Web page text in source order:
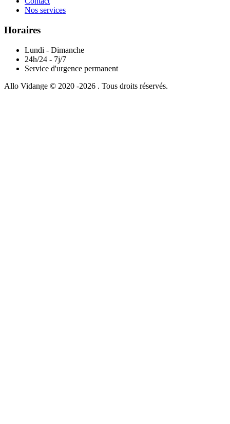
Nos services
Horaires
Lundi - Dimanche
24h/24 - 7j/7
Service d'urgence permanent
Allo Vidange © 2020 -2026 . Tous droits réservés.